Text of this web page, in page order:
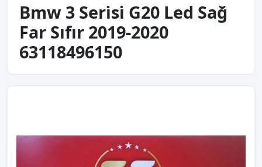
Bmw 3 Seri̇si̇ G20 Led Sağ
Far Sıfır 2019-2020
63118496150